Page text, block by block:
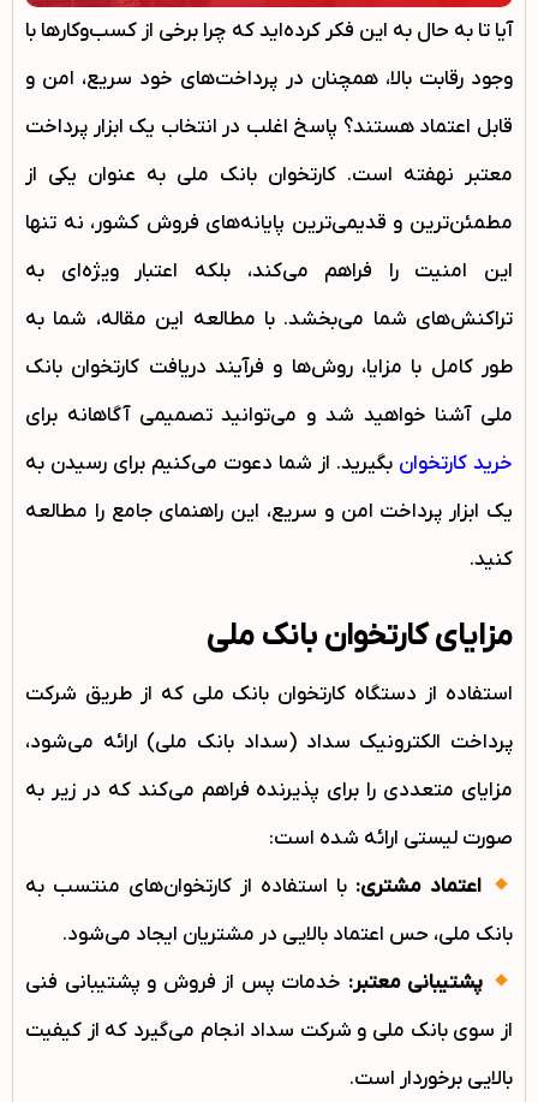
آیا تا به حال به این فکر کرده‌اید که چرا برخی از کسب‌وکارها با
وجود رقابت بالا، همچنان در پرداخت‌های خود سریع، امن و
قابل اعتماد هستند؟ پاسخ اغلب در انتخاب یک ابزار پرداخت
معتبر نهفته است. کارتخوان بانک ملی به عنوان یکی از
مطمئن‌ترین و قدیمی‌ترین پایانه‌های فروش کشور، نه تنها
این امنیت را فراهم می‌کند، بلکه اعتبار ویژه‌ای به
تراکنش‌های شما می‌بخشد. با مطالعه این مقاله، شما به
طور کامل با مزایا، روش‌ها و فرآیند دریافت کارتخوان بانک
ملی آشنا خواهید شد و می‌توانید تصمیمی آگاهانه برای
خرید کارتخوان بگیرید. از شما دعوت می‌کنیم برای رسیدن به
یک ابزار پرداخت امن و سریع، این راهنمای جامع را مطالعه
کنید.
مزایای کارتخوان بانک ملی
استفاده از دستگاه کارتخوان بانک ملی که از طریق شرکت
پرداخت الکترونیک سداد (سداد بانک ملی) ارائه می‌شود،
مزایای متعددی را برای پذیرنده فراهم می‌کند که در زیر به
صورت لیستی ارائه شده است:
اعتماد مشتری: با استفاده از کارتخوان‌های منتسب به
بانک ملی، حس اعتماد بالایی در مشتریان ایجاد می‌شود.
پشتیبانی معتبر: خدمات پس از فروش و پشتیبانی فنی
از سوی بانک ملی و شرکت سداد انجام می‌گیرد که از کیفیت
بالایی برخوردار است.